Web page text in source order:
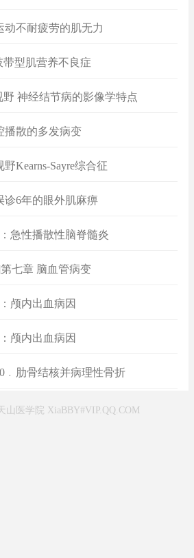
动不耐疲劳的肌无力
型肌营养不良症
神经结节病的影像学特点
播散的多发病变
Kearns-Sayre综合征
诊6年的眼外肌麻痹
急性播散性脑脊髓炎
七章 脑血管病变
颅内出血病因
颅内出血病因
肋骨结核并病理性骨折
山医学院 XiaBBY#VIP.QQ.COM